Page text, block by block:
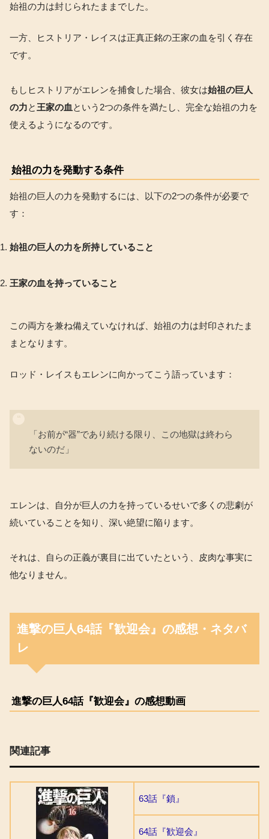
始祖の力は封じられたままでした。
一方、ヒストリア・レイスは正真正銘の王家の血を引く存在
です。
もしヒストリアがエレンを捕食した場合、彼女は始祖の巨人
の力と 王家の血 という2つの条件を満たし、完全な始祖の力を
使えるようになるのです。
始祖の力を発動する条件
始祖の巨人の力を発動するには、以下の2つの条件が必要で
す：
始祖の巨人の力を所持していること
王家の血を持っていること
この両方を兼ね備えていなければ、始祖の力は封印されたま
まとなります。
ロッド・レイスもエレンに向かってこう語っています：
「お前が“器”であり続ける限り、この地獄は終わら
ないのだ」
エレンは、自分が巨人の力を持っているせいで多くの悲劇が
続いていることを知り、深い絶望に陥ります。
それは、自らの正義が裏目に出ていたという、皮肉な事実に
他なりません。
進撃の巨人64話『歓迎会』の感想・ネタバ
レ
進撃の巨人64話『歓迎会』の感想動画
関連記事
63話『鎖』
64話『歓迎会』